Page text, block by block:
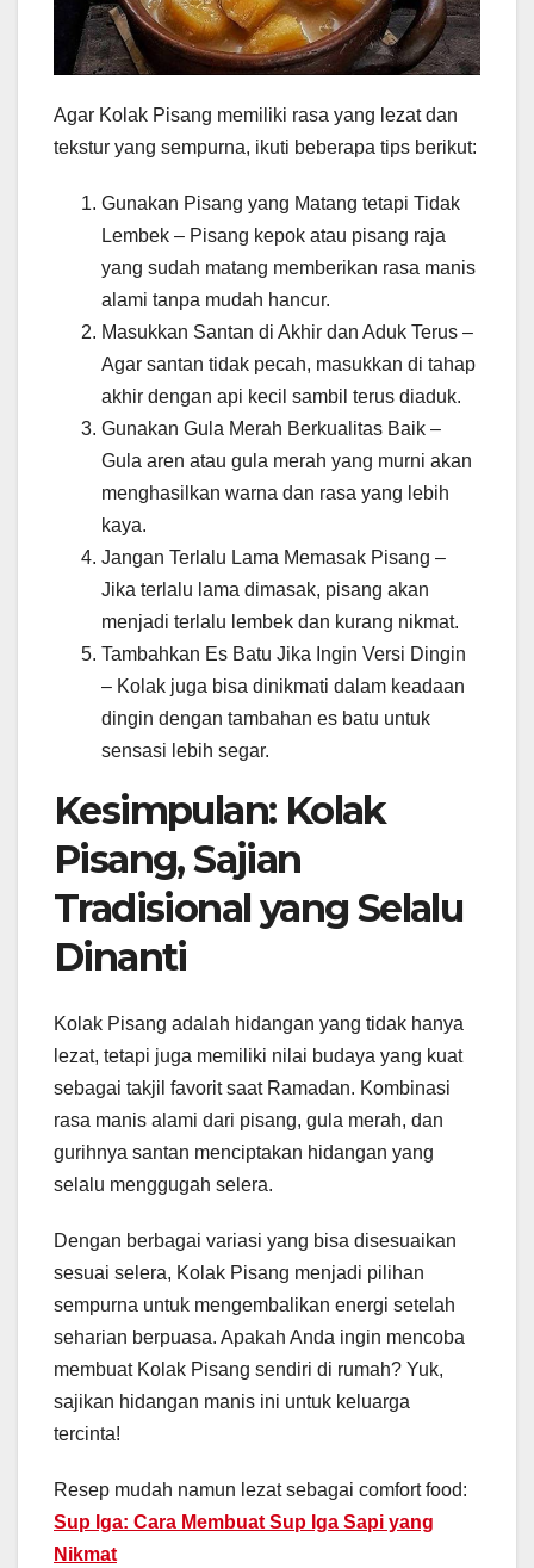
Agar Kolak Pisang memiliki rasa yang lezat dan
tekstur yang sempurna, ikuti beberapa tips berikut:
Gunakan Pisang yang Matang tetapi Tidak
Lembek – Pisang kepok atau pisang raja
yang sudah matang memberikan rasa manis
alami tanpa mudah hancur.
Masukkan Santan di Akhir dan Aduk Terus –
Agar santan tidak pecah, masukkan di tahap
akhir dengan api kecil sambil terus diaduk.
Gunakan Gula Merah Berkualitas Baik –
Gula aren atau gula merah yang murni akan
menghasilkan warna dan rasa yang lebih
kaya.
Jangan Terlalu Lama Memasak Pisang –
Jika terlalu lama dimasak, pisang akan
menjadi terlalu lembek dan kurang nikmat.
Tambahkan Es Batu Jika Ingin Versi Dingin
– Kolak juga bisa dinikmati dalam keadaan
dingin dengan tambahan es batu untuk
sensasi lebih segar.
Kesimpulan: Kolak
Pisang, Sajian
Tradisional yang Selalu
Dinanti
Kolak Pisang adalah hidangan yang tidak hanya
lezat, tetapi juga memiliki nilai budaya yang kuat
sebagai takjil favorit saat Ramadan. Kombinasi
rasa manis alami dari pisang, gula merah, dan
gurihnya santan menciptakan hidangan yang
selalu menggugah selera.
Dengan berbagai variasi yang bisa disesuaikan
sesuai selera, Kolak Pisang menjadi pilihan
sempurna untuk mengembalikan energi setelah
seharian berpuasa. Apakah Anda ingin mencoba
membuat Kolak Pisang sendiri di rumah? Yuk,
sajikan hidangan manis ini untuk keluarga
tercinta!
Resep mudah namun lezat sebagai comfort food:
Sup Iga: Cara Membuat Sup Iga Sapi yang
Nikmat